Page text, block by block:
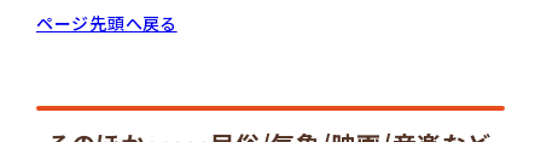
ページ先頭へ戻る